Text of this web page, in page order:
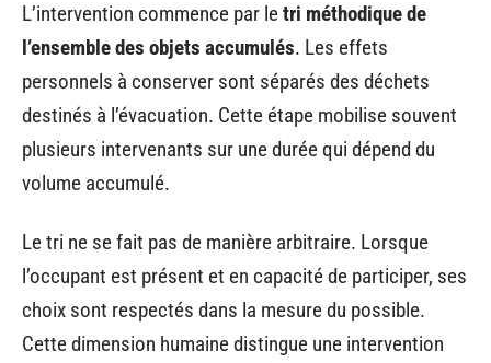
L’intervention commence par letri méthodique de
l’ensemble des objets accumulés. Les effets
personnels à conserver sont séparés des déchets
destinés à l’évacuation. Cette étape mobilise souvent
plusieurs intervenants sur une durée qui dépend du
volume accumulé.
Le tri ne se fait pas de manière arbitraire. Lorsque
l’occupant est présent et en capacité de participer, ses
choix sont respectés dans la mesure du possible.
Cette dimension humaine distingue une intervention